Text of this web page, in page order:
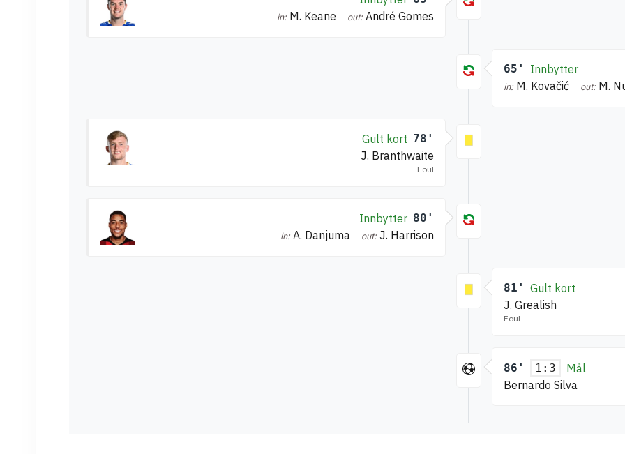
in: M. Keane out: André Gomes
65' Innbytter
in: M. Kovačić out: M.
Gult kort 78'
J. Branthwaite
Foul
Innbytter 80'
in: A. Danjuma out: J. Harrison
81'
Gult kort
J. Grealish
Foul
86' 1:3
Mål
Bernardo Silva